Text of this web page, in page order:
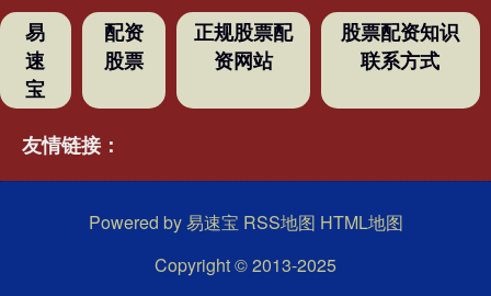
易
速
宝
配资
股票
正规股票配
资网站
股票配资知识
联系方式
友情链接：
Powered by易速宝 RSS地图 HTML地图
Copyright© 2013-2025